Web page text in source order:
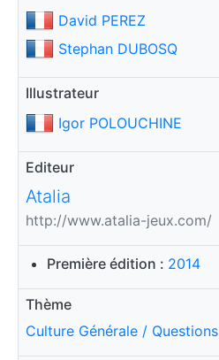
David PEREZ
Stephan DUBOSQ
Illustrateur
Igor POLOUCHINE
Editeur
Atalia
http://www.atalia-jeux.com/
Première édition : 2014
Thème
Culture Générale / Questions